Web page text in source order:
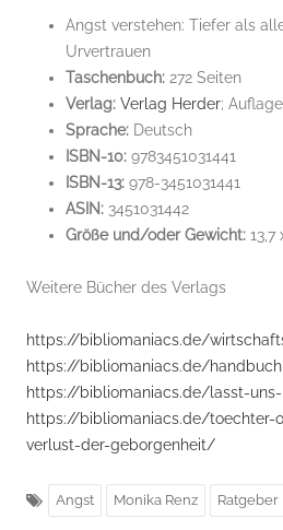
Angst verstehen: Tiefer als
Urvertrauen
Taschenbuch: 272 Seiten
Verlag: Verlag Herder;
Sprache: Deutsch
ISBN-10: 9783451031441
ISBN-13: 978-3451031441
ASIN: 3451031442
Größe und/oder Gewicht: 13,7
Weitere Bücher des Verlags
https://bibliomaniacs.de/
https://bibliomaniacs.de/
https://bibliomaniacs.de/lasst-
https://bibliomaniacs.de/toechter-
verlust-der-geborgenheit/
Angst Monika Renz Ratgeber